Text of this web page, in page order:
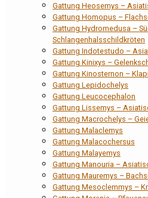
Gattung Heosemys –
Gattung Homopus –
Gattung Hydromedusa –
Schlangenhalsschildkröten
Gattung Indotestudo –
Gattung Kinixys –
Gattung Kinosternon –
Gattung Lepidochelys
Gattung Leucocephalon
Gattung Lissemys –
Gattung Macrochelys –
Gattung Malaclemys
Gattung Malacochersus
Gattung Malayemys
Gattung Manouria –
Gattung Mauremys –
Gattung Mesoclemmys –